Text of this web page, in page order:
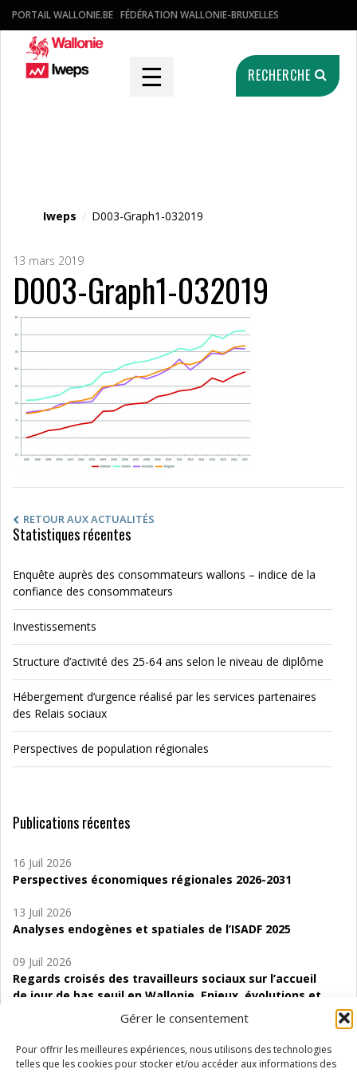
Gérer le consentement
Pour offrir les meilleures expériences, nous utilisons des technologies
telles que les cookies pour stocker et/ou accéder aux informations des
PORTAIL WALLONIE.BE FÉDÉRATION WALLONIE-BRUXELLES
☰ RECHERCHE
Iweps / D003-Graph1-032019
13 mars 2019
D003-Graph1-032019
RETOUR AUX ACTUALITÉS
Statistiques récentes
Enquête auprès des consommateurs wallons – indice de la
confiance des consommateurs
Investissements
Structure d’activité des 25-64 ans selon le niveau de diplôme
Hébergement d’urgence réalisé par les services partenaires
des Relais sociaux
Perspectives de population régionales
Publications récentes
16 Juil 2026
Perspectives économiques régionales 2026-2031
13 Juil 2026
Analyses endogènes et spatiales de l’ISADF 2025
09 Juil 2026
Regards croisés des travailleurs sociaux sur l’accueil
de jour de bas seuil en Wallonie. Enjeux, évolutions et
06 Juil 2026
Étude d’évaluabilité des Structures